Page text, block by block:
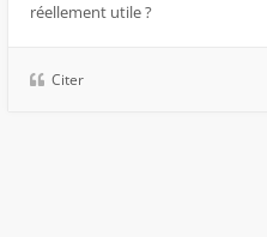
réellement utile ?
Citer